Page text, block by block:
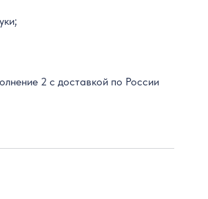
2 с доставкой по России